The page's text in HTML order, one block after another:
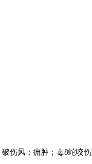
伤风；痈肿；毒8蛇咬伤